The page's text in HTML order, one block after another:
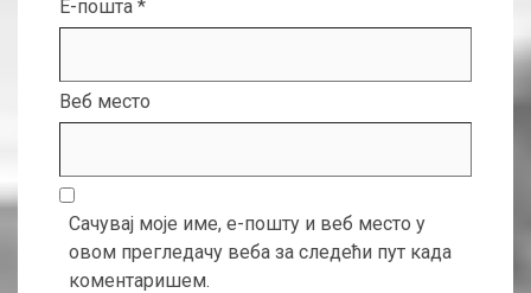
Е-пошта *
Веб место
Сачувај моје име, е-пошту и веб место у
овом прегледачу веба за следећи пут када
коментаришем.